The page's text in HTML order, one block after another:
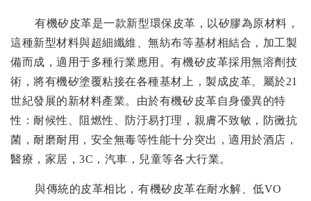
有機矽皮革是一款新型環保皮革，以矽膠為原材料，
這種新型材料與超細纖維、無紡布等基材相結合，加工製
備而成，適用于多種行業應用。有機矽皮革採用無溶劑技
術，將有機矽塗覆粘接在各種基材上，製成皮革。屬於21
世紀發展的新材料產業。由於有機矽皮革自身優異的特
性：耐候性、阻燃性、防汙易打理，親膚不致敏，防黴抗
菌，耐磨耐用，安全無毒等性能十分突出，適用於酒店，
醫療，家居，3C ，汽車，兒童等各大行業。
與傳統的皮革相比，有機矽皮革在耐水解、低VO